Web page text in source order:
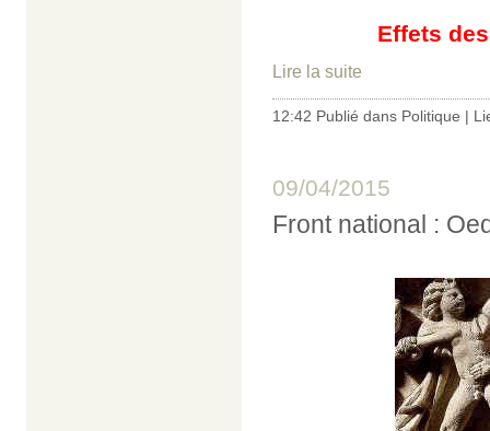
Effets
Lire la suite
12:42 Publié dans Politique |
09/04/2015
Front national :